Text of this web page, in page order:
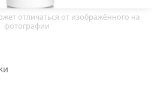
отличаться от изображённого на
фотографии